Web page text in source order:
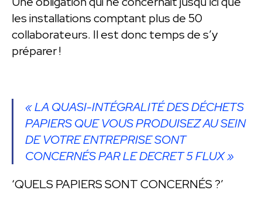
les installations comptant plus de 50
collaborateurs. Il est donc temps de s’y
préparer !
« LA QUASI-INTÉGRALITÉ DES DÉCHETS
PAPIERS QUE VOUS PRODUISEZ AU SEIN
DE VOTRE ENTREPRISE SONT
CONCERNÉS PAR LE DECRET 5 FLUX »
‘QUELS PAPIERS SONT CONCERNÉS ?’